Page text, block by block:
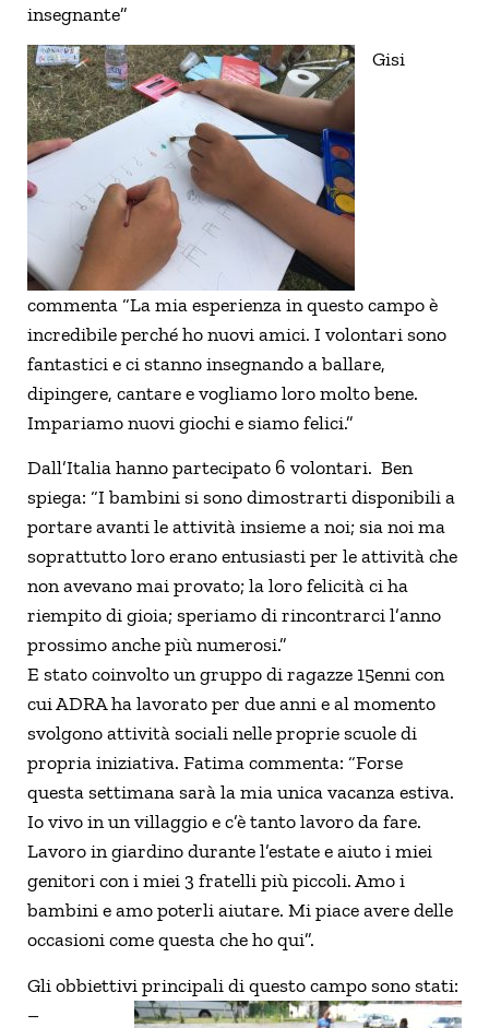
insegnante”
Gisi
commenta “La mia esperienza in questo campo è
incredibile perché ho nuovi amici. I volontari sono
fantastici e ci stanno insegnando a ballare,
dipingere, cantare e vogliamo loro molto bene.
Impariamo nuovi giochi e siamo felici.”
Dall’Italia hanno partecipato 6 volontari. Ben
spiega: “I bambini si sono dimostrarti disponibili a
portare avanti le attività insieme a noi; sia noi ma
soprattutto loro erano entusiasti per le attività che
non avevano mai provato; la loro felicità ci ha
riempito di gioia; speriamo di rincontrarci l’anno
prossimo anche più numerosi.”
E stato coinvolto un gruppo di ragazze 15enni con
cui ADRA ha lavorato per due anni e al momento
svolgono attività sociali nelle proprie scuole di
propria iniziativa. Fatima commenta: “Forse
questa settimana sarà la mia unica vacanza estiva.
Io vivo in un villaggio e c’è tanto lavoro da fare.
Lavoro in giardino durante l’estate e aiuto i miei
genitori con i miei 3 fratelli più piccoli. Amo i
bambini e amo poterli aiutare. Mi piace avere delle
occasioni come questa che ho qui”.
Gli obbiettivi principali di questo campo sono stati:
–